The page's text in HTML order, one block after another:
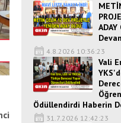
4.8.2026 10:36:23
Vali
Ödüllendirdi Haberin
31.7.2026 12:42:23